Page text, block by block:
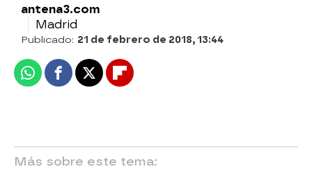
antena3.com
Madrid
Publicado: 21 de febrero de 2018, 13:44
WhatsappFacebook
X Flipboard
Más sobre este tema: